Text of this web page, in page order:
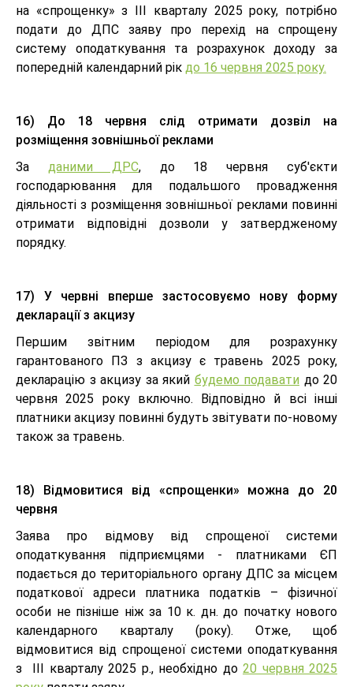
на «спрощенку» з III кварталу 2025 року, потрібно
подати до ДПС заяву про перехід на спрощену
систему оподаткування та розрахунок доходу за
попередній календарний рік до 16 червня 2025 року.
16) До 18 червня слід отримати дозвіл на
розміщення зовнішньої реклами
За даними ДРС, до 18 червня суб'єкти
господарювання для подальшого провадження
діяльності з розміщення зовнішньої реклами повинні
отримати відповідні дозволи у затвердженому
порядку.
17) У червні вперше застосовуємо нову форму
декларації з акцизу
Першим звітним періодом для розрахунку
гарантованого ПЗ з акцизу є травень 2025 року,
декларацію з акцизу за який будемо подавати до 20
червня 2025 року включно. Відповідно й всі інші
платники акцизу повинні будуть звітувати по-новому
також за травень.
18) Відмовитися від «спрощенки» можна до 20
червня
Заява про відмову від спрощеної системи
оподаткування підприємцями - платниками ЄП
подається до територіального органу ДПС за місцем
податкової адреси платника податків – фізичної
особи не пізніше ніж за 10 к. дн. до початку нового
календарного кварталу (року). Отже, щоб
відмовитися від спрощеної системи оподаткування
з III кварталу 2025 р., необхідно до 20 червня 2025